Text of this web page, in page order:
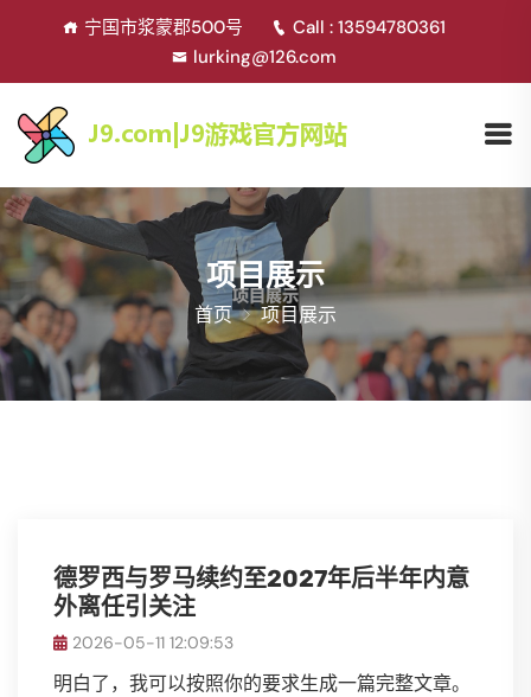
宁国市浆蒙郡500号
Call : 13594780361
lurking@126.com
项目展示
首页 项目展示
德罗西与罗马续约至2027年后半年内意
外离任引关注
2026-05-11 12:09:53
明白了，我可以按照你的要求生成一篇完整文章。